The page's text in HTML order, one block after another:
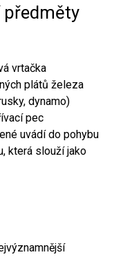
vrtačka
plátů železa
dynamo)
pec
uvádí do pohybu
která slouží jako